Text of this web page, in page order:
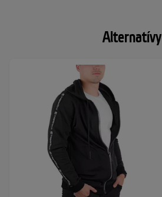
Alternatívy